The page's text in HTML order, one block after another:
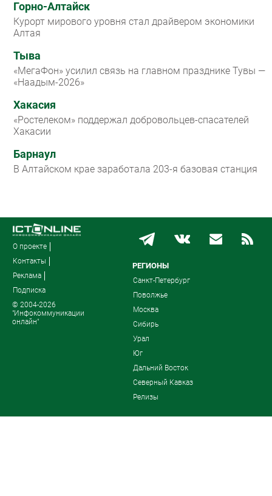
Горно-Алтайск
Курорт мирового уровня стал драйвером экономики
Алтая
Тыва
«МегаФон» усилил связь на главном празднике Тувы —
«Наадым-2026»
Хакасия
«Ростелеком» поддержал добровольцев-спасателей
Хакасии
Барнаул
В Алтайском крае заработала 203-я базовая станция
О проекте
Контакты
Реклама
Подписка
© 2004-2026
"Инфокоммуникации
онлайн"
РЕГИОНЫ
Санкт-Петербург
Поволжье
Москва
Сибирь
Урал
Юг
Дальний Восток
Северный Кавказ
Релизы